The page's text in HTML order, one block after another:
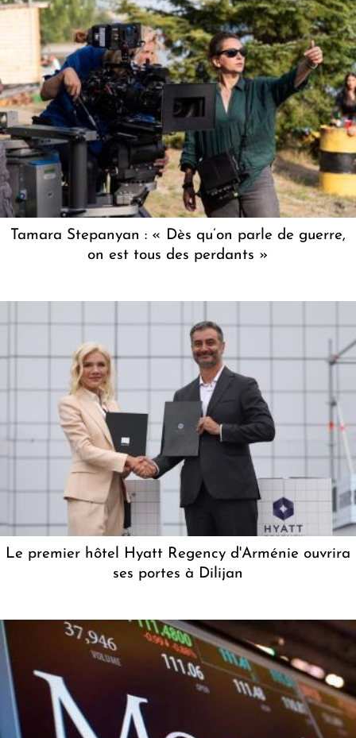
Tamara Stepanyan : « Dès qu’on parle de guerre,
on est tous des perdants »
Le premier hôtel Hyatt Regency d'Arménie ouvrira
ses portes à Dilijan